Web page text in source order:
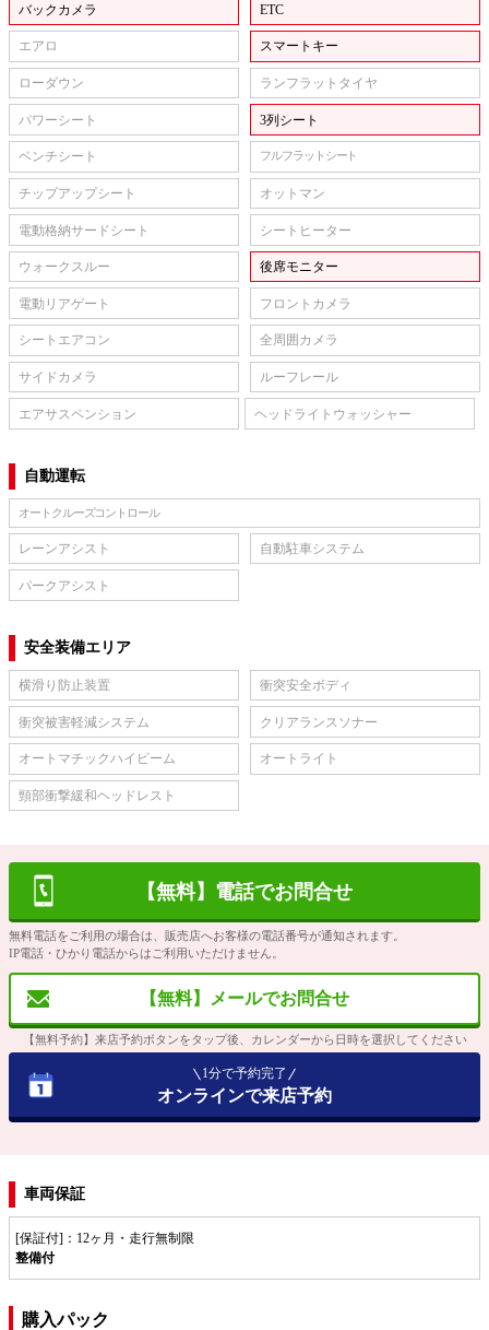
バックカメラ ETC
エアロ スマートキー
ローダウン ランフラットタイヤ
パワーシート 3列シート
ベンチシート フルフラットシート
チップアップシート オットマン
電動格納サードシート シートヒーター
ウォークスルー 後席モニター
電動リアゲート フロントカメラ
シートエアコン 全周囲カメラ
サイドカメラ ルーフレール
エアサスペンション ヘッドライトウォッシャー
自動運転
オートクルーズコントロール
レーンアシスト 自動駐車システム
パークアシスト
安全装備エリア
横滑り防止装置 衝突安全ボディ
衝突被害軽減システム クリアランスソナー
オートマチックハイビーム オートライト
頸部衝撃緩和ヘッドレスト
【無料】電話でお問合せ
無料電話をご利用の場合は、販売店へお客様の電話番号が通知されます。
IP電話・ひかり電話からはご利用いただけません。
【無料】メールでお問合せ
【無料予約】来店予約ボタンをタップ後、カレンダーから日時を選択してください
1分で予約完了
オンラインで来店予約
車両保証
[保証付]：12ヶ月・走行無制限
整備付
購入パック